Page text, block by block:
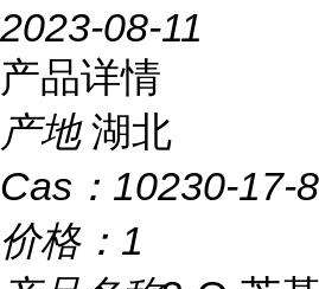
2023-08-11
产品详情
产地 湖北
Cas： 10230-17-8
价格： 1